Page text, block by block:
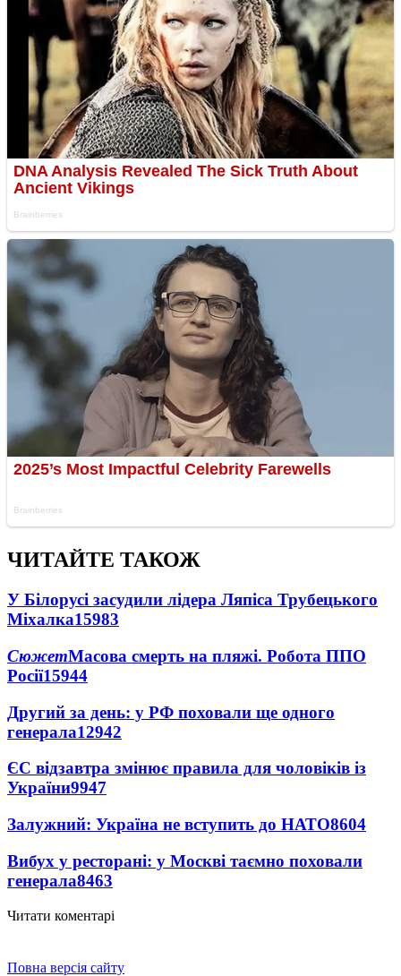
ЧИТАЙТЕ ТАКОЖ
У Білорусі засудили лідера Ляпіса Трубецького
Міхалка15983
СюжетМасова смерть на пляжі. Робота ППО
Росії15944
Другий за день: у РФ поховали ще одного
генерала12942
ЄС відзавтра змінює правила для чоловіків із
України9947
Залужний: Україна не вступить до НАТО8604
Вибух у ресторані: у Москві таємно поховали
генерала8463
Читати коментарі
Повна версія сайту